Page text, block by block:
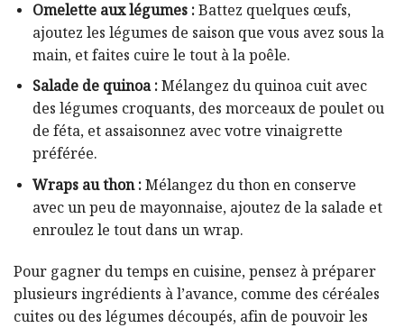
Omelette aux légumes :Battez quelques œufs,
ajoutez les légumes de saison que vous avez sous la
main, et faites cuire le tout à la poêle.
Salade de quinoa :Mélangez du quinoa cuit avec
des légumes croquants, des morceaux de poulet ou
de féta, et assaisonnez avec votre vinaigrette
préférée.
Wraps au thon :Mélangez du thon en conserve
avec un peu de mayonnaise, ajoutez de la salade et
enroulez le tout dans un wrap.
Pour gagner du temps en cuisine, pensez à préparer
plusieurs ingrédients à l’avance, comme des céréales
cuites ou des légumes découpés, afin de pouvoir les